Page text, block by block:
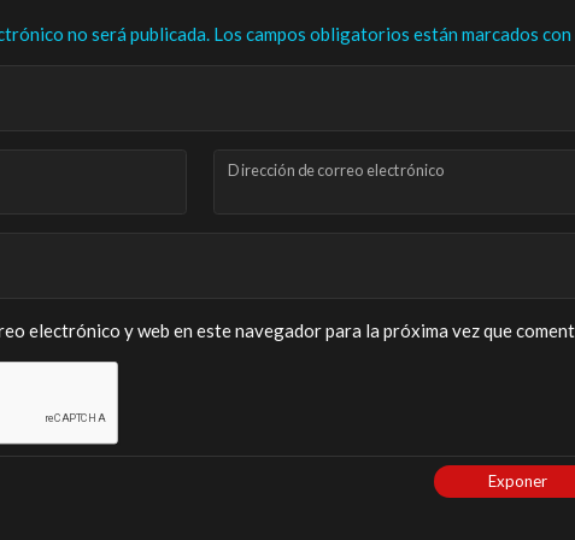
no será publicada. Los campos obligatorios están marcados con
Dirección de correo electrónico
electrónico y web en este navegador para la próxima vez que
Exponer